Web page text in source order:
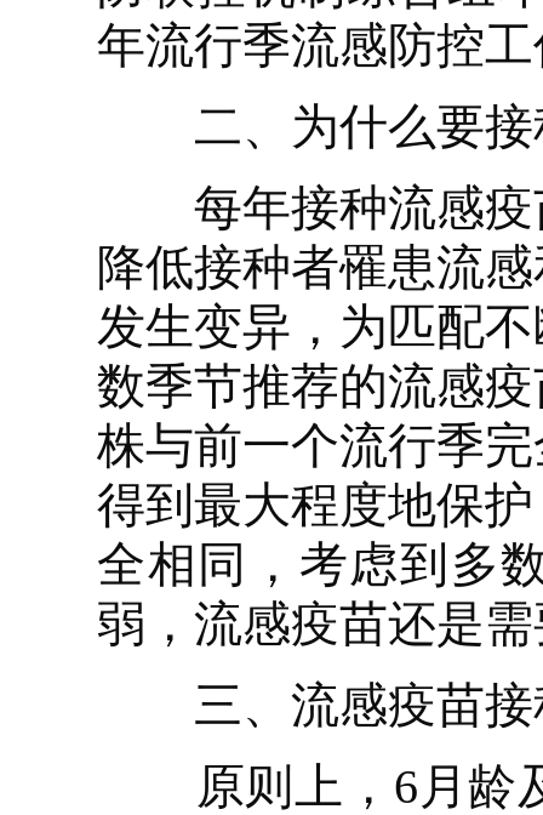
年流行季流感防控
二、为什么要接
每年接种流感疫
降低接种者罹患流
发生变异，为匹配
数季节推荐的流感
株与前一个流行季
得到最大程度地保
全相同，考虑到多
弱，流感疫苗还是
三、流感疫苗接
原则上，6月龄及